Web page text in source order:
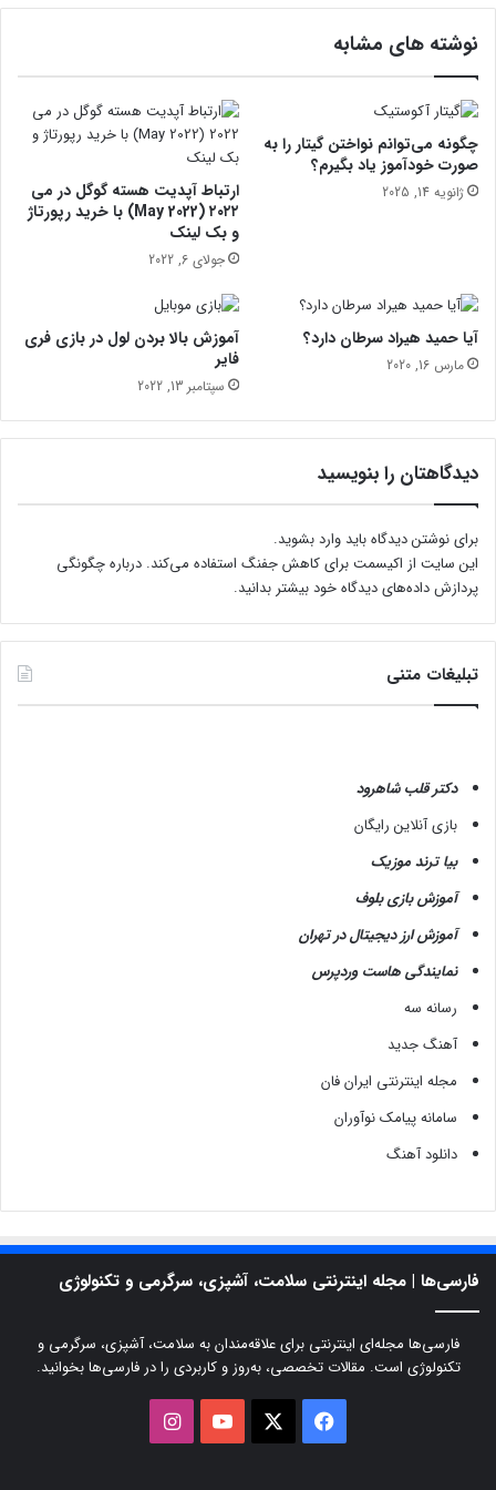
ت
د
ل
ا
ر
ب
ی
ا
ب
م
؟
س
ی
و
ز
ب
ر
ک
ر
د
ن
ر
ف
ه‌
ی
ک
ف
ش
و
ش
و
ا
نوشته های مشابه
چگونه می‌توانم نواختن گیتار را به
صورت خودآموز یاد بگیرم؟
ژانویه 14, 2025
ارتباط آپدیت هسته گوگل در می
۲۰۲۲ (May 2022) با خرید رپورتاژ
و بک لینک
جولای 6, 2022
آیا حمید هیراد سرطان دارد؟
مارس 16, 2020
آموزش بالا بردن لول در بازی فری
فایر
سپتامبر 13, 2022
دیدگاهتان را بنویسید
برای نوشتن دیدگاه باید وارد بشوید.
این سایت از اکیسمت برای کاهش جفنگ استفاده می‌کند. درباره چگونگی
پردازش داده‌های دیدگاه خود بیشتر بدانید.
تبلیغات متنی
دکتر قلب شاهرود
بازی آنلاین رایگان
بیا ترند موزیک
آموزش بازی بلوف
آموزش ارز دیجیتال در تهران
نمایندگی هاست وردپرس
رسانه سه
آهنگ جدید
مجله اینترنتی ایران فان
سامانه پیامک نوآوران
دانلود آهنگ
فارسی‌ها | مجله اینترنتی سلامت، آشپزی، سرگرمی و تکنولوژی
فارسی‌ها مجله‌ای اینترنتی برای علاقه‌مندان به سلامت، آشپزی، سرگرمی و
تکنولوژی است. مقالات تخصصی، به‌روز و کاربردی را در فارسی‌ها بخوانید.
فیسبوک یوتیوب